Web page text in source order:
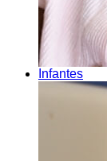
Infantes